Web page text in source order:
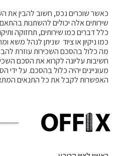
כאשר שוכרים נכס, חשוב להבין את
שירותים אלה יכולים להשתנות
כלל דברים כמו שירותים, תחזוקה
כמו ניקיון או ציוד שניתן לנהל משא
מה כלול בהסכם השכירות עוזרת
חשיבות עליונה לקרוא את הסכם
מעוניינים יהיה כלול בהסכם. על ידי
האפשרות לקבל את כל התנאים